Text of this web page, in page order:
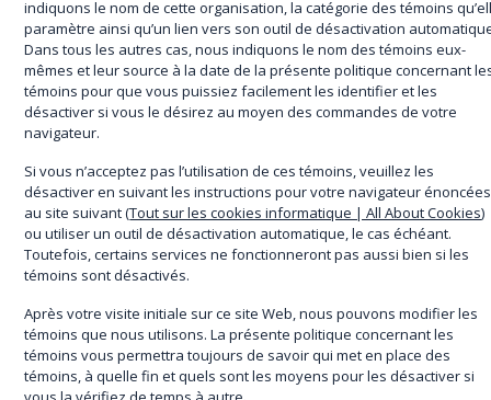
indiquons le nom de cette organisation, la catégorie des témoins
paramètre ainsi qu’un lien vers son outil de désactivation
Dans tous les autres cas, nous indiquons le nom des témoins eux-
mêmes et leur source à la date de la présente politique concernant
témoins pour que vous puissiez facilement les identifier et les
désactiver si vous le désirez au moyen des commandes de votre
navigateur.
Si vous n’acceptez pas l’utilisation de ces témoins, veuillez les
désactiver en suivant les instructions pour votre navigateur énoncées
au site suivant(Tout sur les cookies informatique | All About Cookies)
ou utiliser un outil de désactivation automatique, le cas échéant.
Toutefois, certains services ne fonctionneront pas aussi bien si les
témoins sont désactivés.
Après votre visite initiale sur ce site Web, nous pouvons modifier les
témoins que nous utilisons. La présente politique concernant les
témoins vous permettra toujours de savoir qui met en place des
témoins, à quelle fin et quels sont les moyens pour les désactiver si